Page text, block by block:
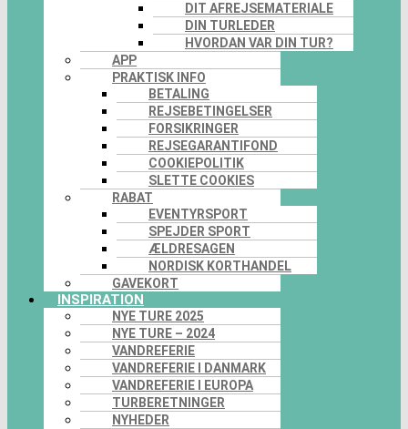
DIT AFREJSEMATERIALE
DIN TURLEDER
HVORDAN VAR DIN TUR?
APP
PRAKTISK INFO
BETALING
REJSEBETINGELSER
FORSIKRINGER
REJSEGARANTIFOND
COOKIEPOLITIK
SLETTE COOKIES
RABAT
EVENTYRSPORT
SPEJDER SPORT
ÆLDRESAGEN
NORDISK KORTHANDEL
GAVEKORT
INSPIRATION
NYE TURE 2025
NYE TURE – 2024
VANDREFERIE
VANDREFERIE I DANMARK
VANDREFERIE I EUROPA
TURBERETNINGER
NYHEDER